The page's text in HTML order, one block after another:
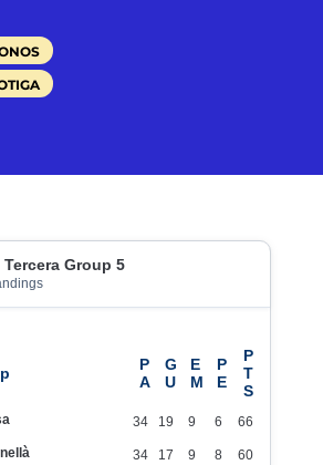
Tercera Group 5
34 19 9 6 66
34 17 9 8 60